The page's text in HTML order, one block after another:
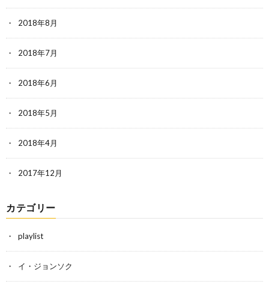
2018年8月
2018年7月
2018年6月
2018年5月
2018年4月
2017年12月
カテゴリー
playlist
イ・ジョンソク